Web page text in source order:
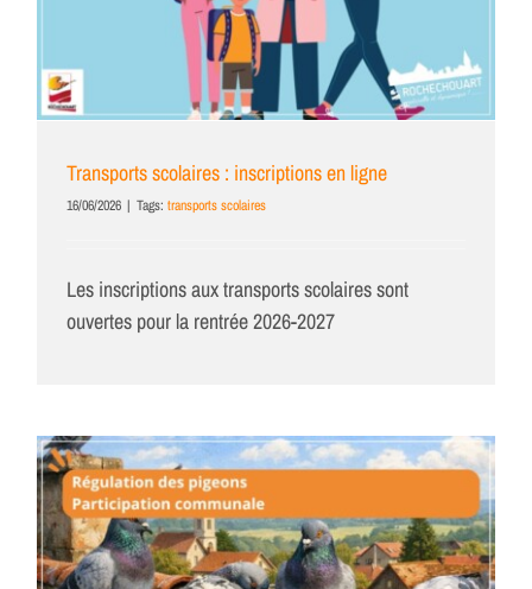
Transports scolaires : inscriptions en ligne
16/06/2026 | Tags: transports scolaires
Les inscriptions aux transports scolaires sont
ouvertes pour la rentrée 2026-2027